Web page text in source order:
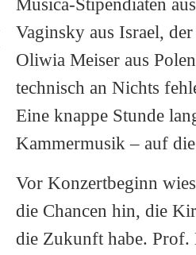
Vaginsky aus Israel,
Oliwia Meiser aus
technisch an Nichts
Eine knappe Stunde
Kammermusik – auf
Vor Konzertbeginn
die Chancen hin, die
die Zukunft habe.